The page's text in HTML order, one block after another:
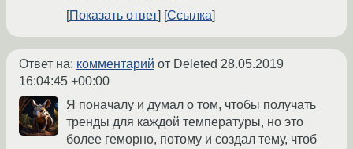
Показать ответ
Ссылка
Ответ на: комментарий от Deleted 28.05.2019
16:04:45 +00:00
Я поначалу и думал о том, чтобы получать
тренды для каждой температуры, но это
более геморно, потому и создал тему, чтоб